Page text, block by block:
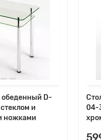
обеденный D-
и
ножками
04-